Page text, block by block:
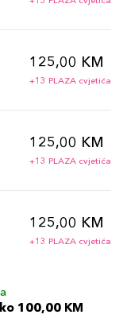
125,00 KM
+13 PLAZA cvjetića
125,00 KM
+13 PLAZA cvjetića
125,00 KM
+13 PLAZA cvjetića
125,00 KM
100,00 KM